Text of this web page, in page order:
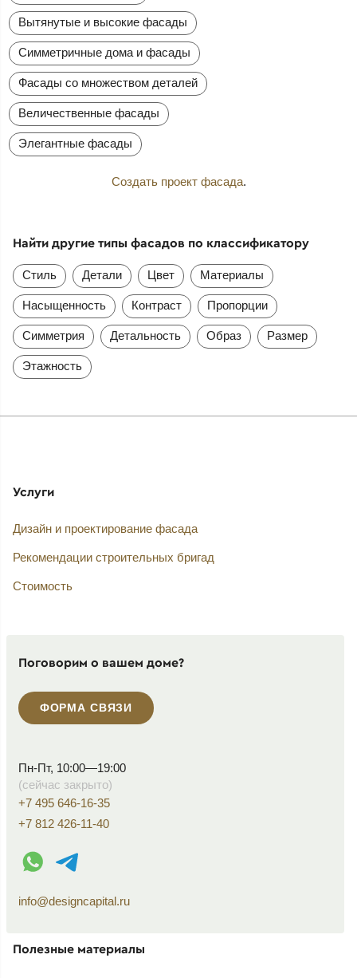
Вытянутые и высокие фасады
Симметричные дома и фасады
Фасады со множеством деталей
Величественные фасады
Элегантные фасады
Создать проект фасада.
Найти другие типы фасадов по классификатору
Стиль Детали Цвет Материалы
Насыщенность Контраст Пропорции
Симметрия Детальность Образ Размер
Этажность
Услуги
Дизайн и проектирование фасада
Рекомендации строительных бригад
Стоимость
Поговорим о вашем доме?
ФОРМА СВЯЗИ
Пн-Пт, 10:00—19:00
(сейчас закрыто)
+7 495 646-16-35
+7 812 426-11-40
WhatsApp контакт
Telegram контакт
info@designcapital.ru
Полезные материалы